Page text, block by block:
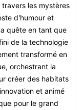
les mystères
d'humour et
quête en tant que
de la technologie
transformé en
orchestrant la
créer des habitats
et animé
pour le grand